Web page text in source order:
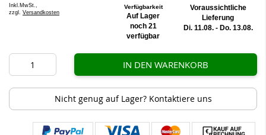
Inkl.MwSt.,
zzgl. Versandkosten
Verfügbarkeit
Auf Lager
noch 21
verfügbar
Voraussichtliche
Lieferung
Di. 11.08. - Do. 13.08.
IN DEN WARENKORB
Nicht genug auf Lager? Kontaktiere uns